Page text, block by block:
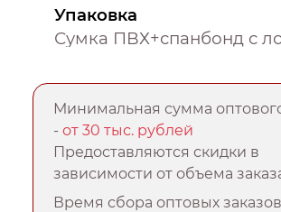
Упаковка
Сумка ПВХ+спанбонд с
Минимальная сумма
-от 30 тыс. рублей
Предоставляются скидки в
зависимости от объема
Время сбора оптовых заказов